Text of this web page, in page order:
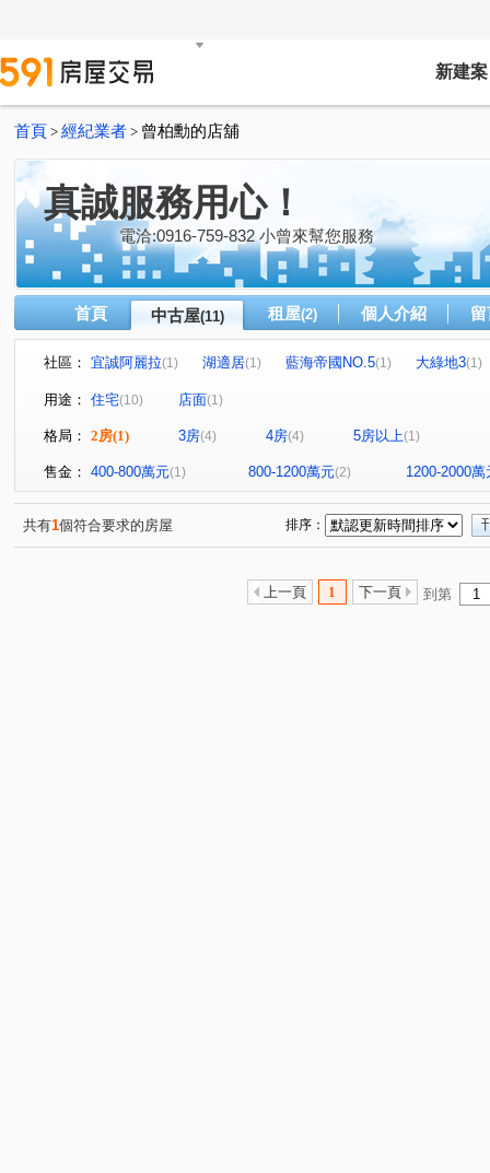
新建案
首頁 > 經紀業者 > 曾柏勳的店舖
真誠服務用心！
電洽:0916-759-832 小曾來幫您服務
首頁 中古屋(11) 租屋(2) 個人介紹
社區： 宜誠阿麗拉(1) 湖適居(1) 藍海帝國NO.5(1) 大綠地3(1)
鼎藏晶華
興仁路二段 福羚路 上海路 南平路二段
用途： 住宅(10) 店面(1)
格局： 2房(1) 3房(4) 4房(4) 5房以上(1)
售金： 400-800萬元(1) 800-1200萬元(2) 1200-2000萬
共有1個符合要求的房屋 排序：
上一頁 1 下一頁 到第